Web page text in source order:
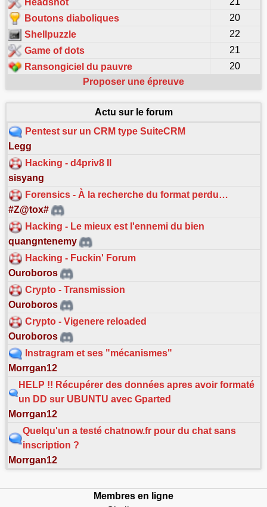
Headshot
Boutons diaboliques
20
Shellpuzzle
22
Game of dots
21
Ransongiciel du pauvre
20
Proposer une épreuve
Actu sur le forum
Pentest sur un CRM type SuiteCRM
Legg
Hacking - d4priv8 II
sisyang
Forensics - À la recherche du format perdu…
#Z@tox#
Hacking - Le mieux est l'ennemi du bien
quangntenemy
Hacking - Fuckin' Forum
Ouroboros
Crypto - Transmission
Ouroboros
Crypto - Vigenere reloaded
Ouroboros
Instragram et ses "mécanismes"
Morrgan12
HELP !! Récupérer des données apres avoir formaté
un DD sur UBUNTU avec Gparted
Morrgan12
Quelqu'un a testé chatnow.fr pour du chat sans
inscription ?
Morrgan12
Membres en ligne